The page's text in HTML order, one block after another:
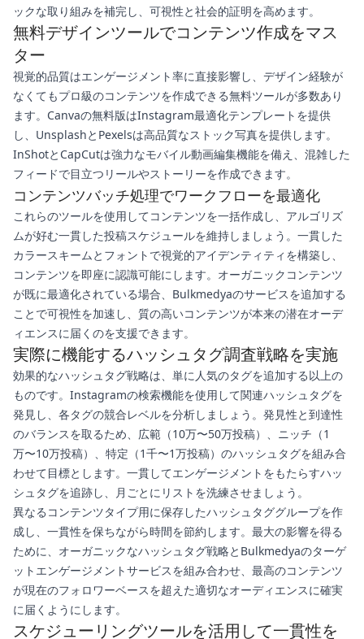
ックな取り組みを補完し、可視性と社会的証明を高めます。
無料デザインツールでコンテンツ作成をマス
ター
視覚的品質はエンゲージメント率に直接影響し、デザイン経験が
なくてもプロ級のコンテンツを作成できる無料ツールが多数あり
ます。Canvaの無料版はInstagram最適化テンプレートを提供
し、UnsplashとPexelsは高品質なストック写真を提供します。
InShotとCapCutは強力なモバイル動画編集機能を備え、混雑した
フィードで目立つリールやストーリーを作成できます。
コンテンツバッチ処理でワークフローを最適化
これらのツールを使用してコンテンツを一括作成し、アルゴリズ
ムが好む一貫した投稿スケジュールを維持しましょう。一貫した
カラースキームとフォントで視覚的アイデンティティを構築し、
コンテンツを即座に認識可能にします。オーガニックコンテンツ
が既に最適化されている場合、Bulkmedyaのサービスを追加する
ことで可視性を加速し、質の高いコンテンツが本来の潜在オーデ
ィエンスに届くのを支援できます。
実際に機能するハッシュタグ調査戦略を実施
効果的なハッシュタグ戦略は、単に人気のタグを追加する以上の
ものです。Instagramの検索機能を使用して関連ハッシュタグを
発見し、各タグの競合レベルを分析しましょう。発見性と到達性
のバランスを取るため、広範（10万〜50万投稿）、ニッチ（1
万〜10万投稿）、特定（1千〜1万投稿）のハッシュタグを組み合
わせて目標とします。一貫してエンゲージメントをもたらすハッ
シュタグを追跡し、月ごとにリストを洗練させましょう。
異なるコンテンツタイプ用に保存したハッシュタググループを作
成し、一貫性を保ちながら時間を節約します。最大の影響を得る
ために、オーガニックなハッシュタグ戦略とBulkmedyaのターゲ
ットエンゲージメントサービスを組み合わせ、最高のコンテンツ
が現在のフォロワーベースを超えた適切なオーディエンスに確実
に届くようにします。
スケジューリングツールを活用して一貫性を